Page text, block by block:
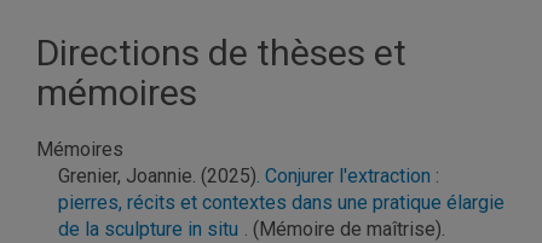
Directions de thèses et
mémoires
Mémoires
Grenier, Joannie. (2025). Conjurer l'extraction :
pierres, récits et contextes dans une pratique élargie
de la sculpture in situ . (Mémoire de maîtrise).